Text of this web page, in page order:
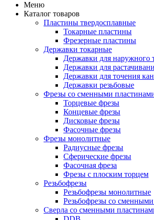
Меню
Каталог товаров
Пластины твердосплавные
Токарные пластины
Фрезерные пластины
Державки токарные
Державки для наружного
Державки для
Державки для точения
Державки резьбовые
Фрезы со сменными
Торцевые фрезы
Концевые фрезы
Дисковые фрезы
Фасочные фрезы
Фрезы монолитные
Радиусные фрезы
Сферические фрезы
Фасочная фреза
Фрезы с плоским торцем
Резьбофрезы
Резьбофрезы монолитные
Резьбофрезы со
Сверла со сменными